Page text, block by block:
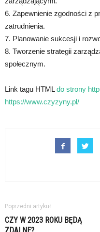
6. Zapewnienie zgodności z
zatrudnienia.
7. Planowanie sukcesji i
8. Tworzenie strategii
społecznym.
Link tagu HTMLdo strony
https://www.czyzyny.pl/
Poprzedni artykuł
CZY W 2023 ROKU BĘDĄ